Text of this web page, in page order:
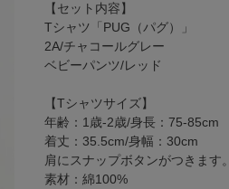
【セット内容】
Tシャツ「PUG（パグ）」
2A/チャコールグレー
ベビーパンツ/レッド
【Tシャツサイズ】
年齢：1歳-2歳/身長：75-85cm
着丈：35.5cm/身幅：30cm
肩にスナップボタンがつきます。
素材：綿100%